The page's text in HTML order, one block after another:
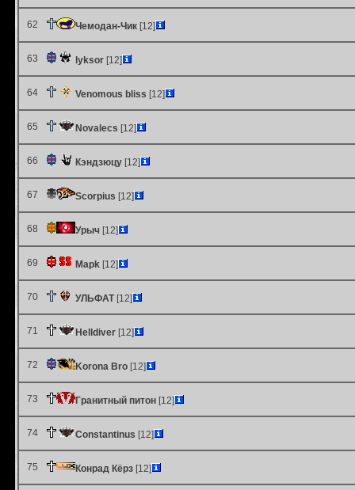
62 Чемодан-Чик [12]
63 lyksor [12]
64 Venomous bliss [12]
65 Novalecs [12]
66 Кэндзюцу [12]
67 Scorpius [12]
68 Урыч [12]
69 Mapk [12]
70 УЛЬФАТ[12]
71 Helldiver [12]
72 Korona Bro [12]
73 Гранитный питон [12]
74 Constantinus [12]
75 Конрад Кёрз [12]